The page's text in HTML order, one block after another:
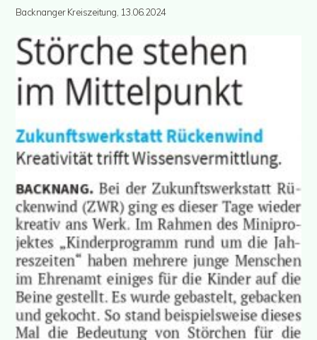
Backnanger Kreiszeitung, 13.06.2024